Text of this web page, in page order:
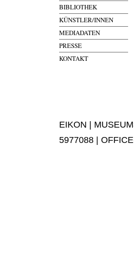
BIBLIOTHEK
KÜNSTLER/INNEN
MEDIADATEN
PRESSE
KONTAKT
EIKON |
5977088 |